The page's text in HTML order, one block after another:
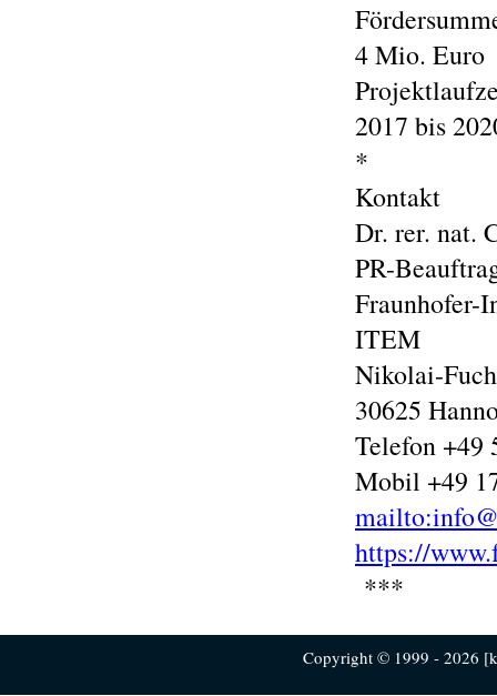
4 Mio. Euro
2017 bis
*
Kontakt
Dr. rer. nat.
PR-
Fraunhofer-
ITEM
Nikolai-
30625
Telefon +49
Mobil +49
https://
***
Copyright © 1999 - 2026